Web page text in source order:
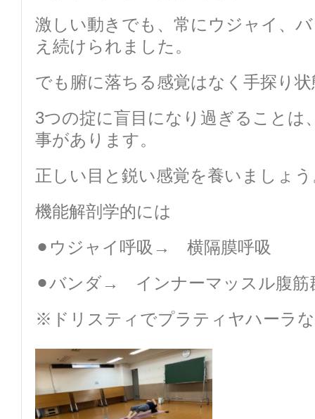
激しい動きでも、常にウジャイ、
え続けられました。
でも腑に落ちる感覚はなく手探り状
3つの掟に盲目になり過ぎることは
事があります。
正しい目と鋭い感覚を養いましょ
機能解剖学的には
⚫︎ウジャイ呼吸→ 横隔膜呼吸
⚫︎バンダ→ インナーマッスル腹筋
※ドリスティでプラティヤハーラ